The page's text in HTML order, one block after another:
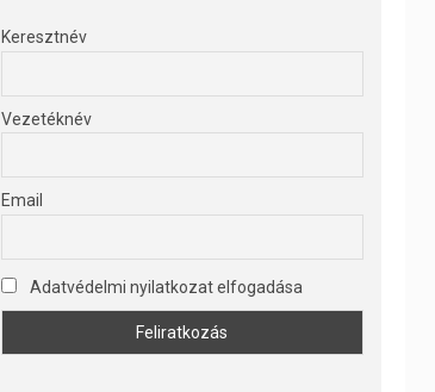
Keresztnév
Vezetéknév
Email
Adatvédelmi nyilatkozat elfogadása